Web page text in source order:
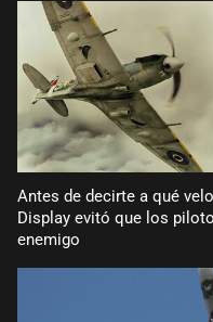
Antes de decirte a qué
Display evitó que los
enemigo